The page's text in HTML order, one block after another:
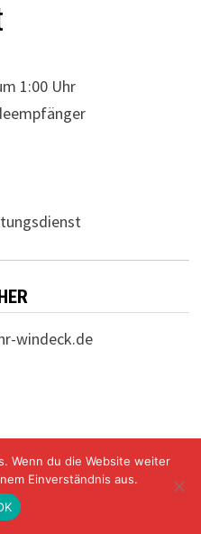
1:00 Uhr
windeck.de
Mit Stolz präsentiert von
Wenn du die Website weiter
Einverständnis aus.